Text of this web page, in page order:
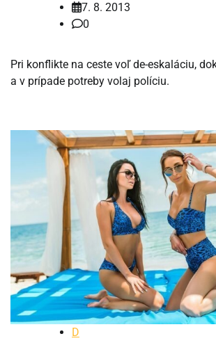
7. 8. 2013
0
Pri konflikte na ceste voľ de-eskaláciu,
a v prípade potreby volaj políciu.
D